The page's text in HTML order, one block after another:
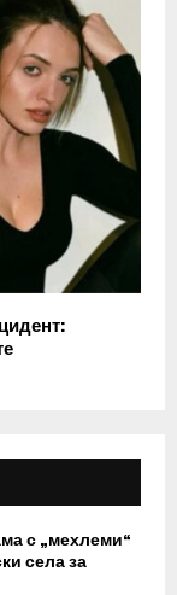
с „мехлеми“
села за